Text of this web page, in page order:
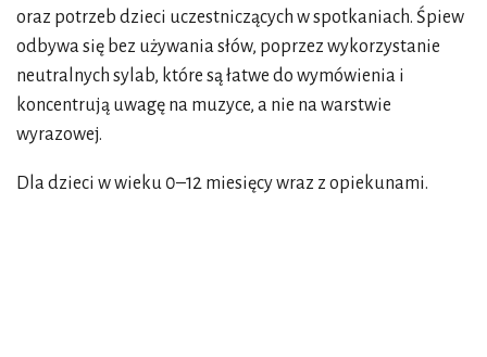
oraz potrzeb dzieci uczestniczących w spotkaniach. Śpiew
odbywa się bez używania słów, poprzez wykorzystanie
neutralnych sylab, które są łatwe do wymówienia i
koncentrują uwagę na muzyce, a nie na warstwie
wyrazowej.
Dla dzieci w wieku 0–12 miesięcy wraz z opiekunami.